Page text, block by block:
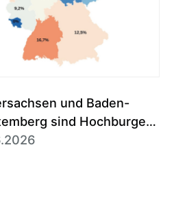
und Baden-
sind Hochburgen